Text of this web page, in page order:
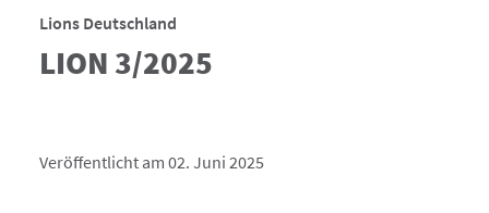
Lions Deutschland
LION 3/2025
Veröffentlicht am 02. Juni 2025